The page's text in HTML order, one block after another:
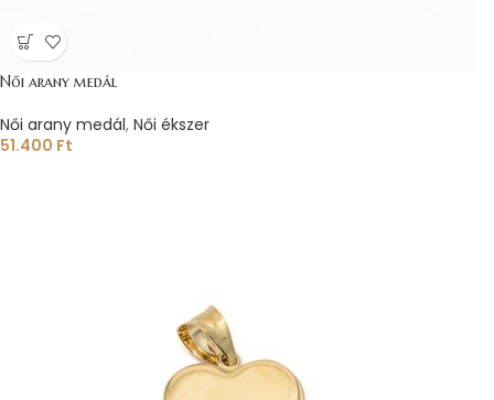
Női arany medál
Női arany medál, Női ékszer
51.400 Ft